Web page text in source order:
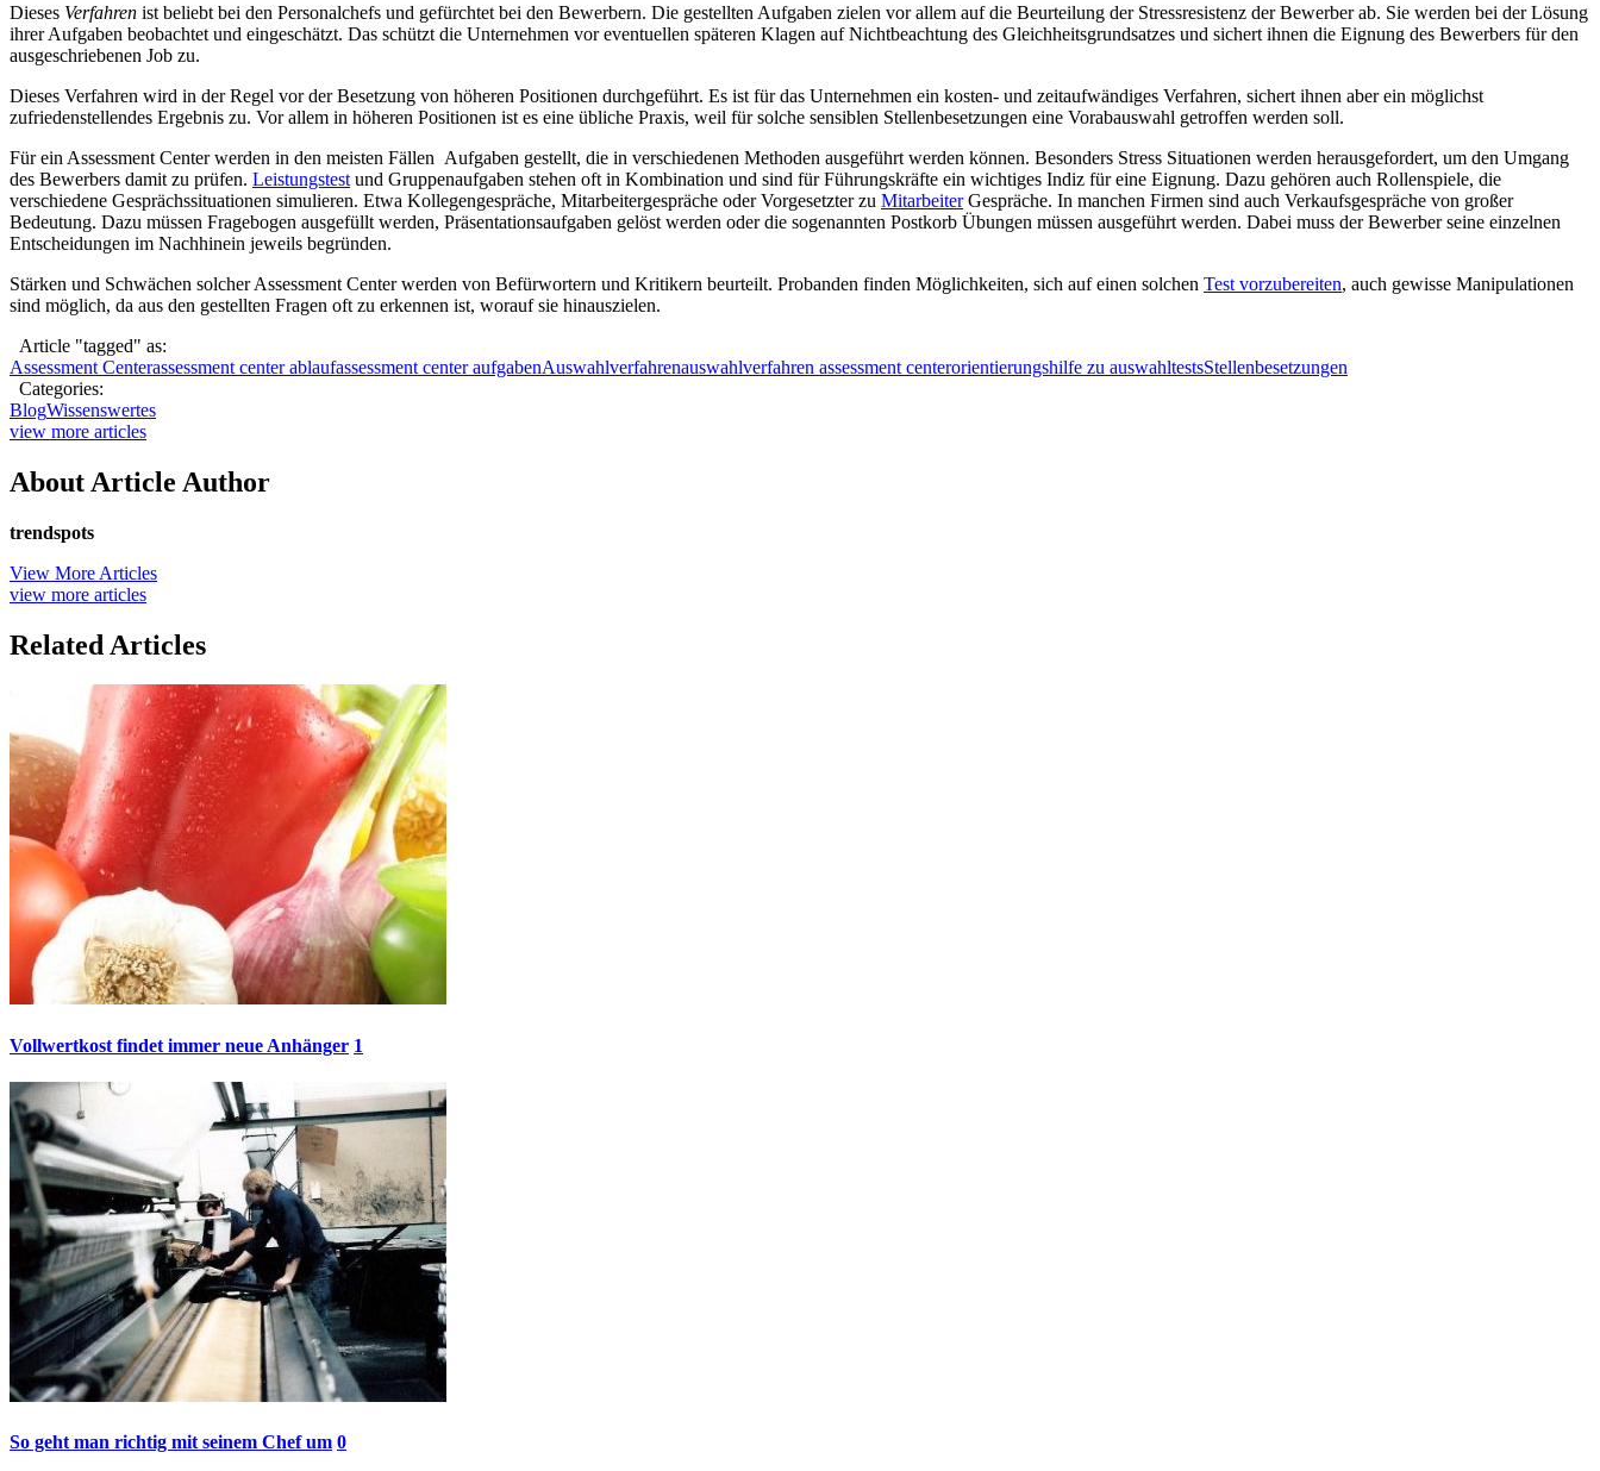
Dieses Verfahren ist beliebt bei den Personalchefs und gefürchtet bei den Bewerbern. Die gestellten Aufgaben zielen vor allem auf die Beurteilung der Stressresistenz der Bewerber ab. Sie werden bei der Lösung
ihrer Aufgaben beobachtet und eingeschätzt. Das schützt die Unternehmen vor eventuellen späteren Klagen auf Nichtbeachtung des Gleichheitsgrundsatzes und sichert ihnen die Eignung des Bewerbers für den
ausgeschriebenen Job zu.
Dieses Verfahren wird in der Regel vor der Besetzung von höheren Positionen durchgeführt. Es ist für das Unternehmen ein kosten- und zeitaufwändiges Verfahren, sichert ihnen aber ein möglichst
zufriedenstellendes Ergebnis zu. Vor allem in höheren Positionen ist es eine übliche Praxis, weil für solche sensiblen Stellenbesetzungen eine Vorabauswahl getroffen werden soll.
Für ein Assessment Center werden in den meisten Fällen Aufgaben gestellt, die in verschiedenen Methoden ausgeführt werden können. Besonders Stress Situationen werden herausgefordert, um den Umgang
des Bewerbers damit zu prüfen. Leistungstest und Gruppenaufgaben stehen oft in Kombination und sind für Führungskräfte ein wichtiges Indiz für eine Eignung. Dazu gehören auch Rollenspiele, die
verschiedene Gesprächssituationen simulieren. Etwa Kollegengespräche, Mitarbeitergespräche oder Vorgesetzter zu MitarbeiterGespräche. In manchen Firmen sind auch Verkaufsgespräche von großer
Bedeutung. Dazu müssen Fragebogen ausgefüllt werden, Präsentationsaufgaben gelöst werden oder die sogenannten Postkorb Übungen müssen ausgeführt werden. Dabei muss der Bewerber seine einzelnen
Entscheidungen im Nachhinein jeweils begründen.
Stärken und Schwächen solcher Assessment Center werden von Befürwortern und Kritikern beurteilt. Probanden finden Möglichkeiten, sich auf einen solchen Test vorzubereiten, auch gewisse Manipulationen
sind möglich, da aus den gestellten Fragen oft zu erkennen ist, worauf sie hinauszielen.
Article "tagged" as:
Assessment Centerassessment center ablaufassessment center aufgabenAuswahlverfahrenauswahlverfahren assessment centerorientierungshilfe zu auswahltestsStellenbesetzungen
Categories:
BlogWissenswertes
view more articles
About Article Author
trendspots
View More Articles
view more articles
Related Articles
Vollwertkost findet immer neue Anhänger 1
So geht man richtig mit seinem Chef um 0